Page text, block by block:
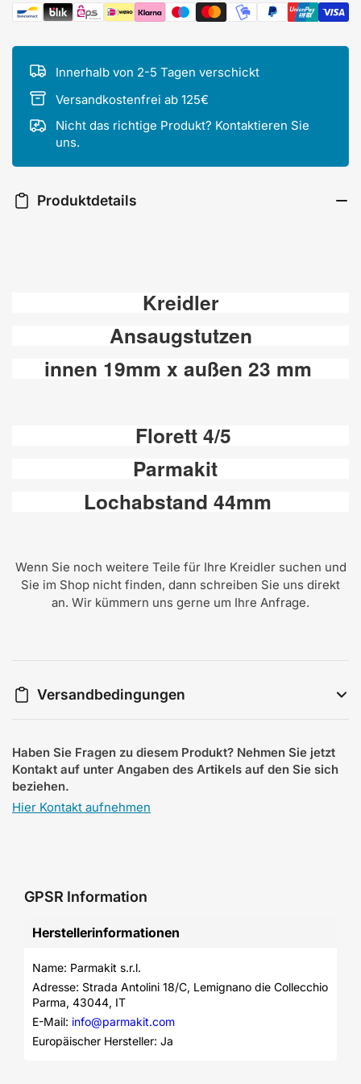
Zahlungsmethoden
Innerhalb von 2-5 Tagen verschickt
Versandkostenfrei ab 125€
Nicht das richtige Produkt? Kontaktieren Sie
uns.
Produktdetails
Kreidler
Ansaugstutzen
innen 19mm x außen 23 mm
Florett 4/5
Parmakit
Lochabstand 44mm
Wenn Sie noch weitere Teile für Ihre Kreidler suchen und
Sie im Shop nicht finden, dann schreiben Sie uns direkt
an. Wir kümmern uns gerne um Ihre Anfrage.
Versandbedingungen
Haben Sie Fragen zu diesem Produkt? Nehmen Sie jetzt
Kontakt auf unter Angaben des Artikels auf den Sie sich
beziehen.
Hier Kontakt aufnehmen
GPSR Information
Herstellerinformationen
Name: Parmakit s.r.l.
Adresse: Strada Antolini 18/C, Lemignano die Collecchio
Parma, 43044, IT
E-Mail: info@parmakit.com
Europäischer Hersteller: Ja